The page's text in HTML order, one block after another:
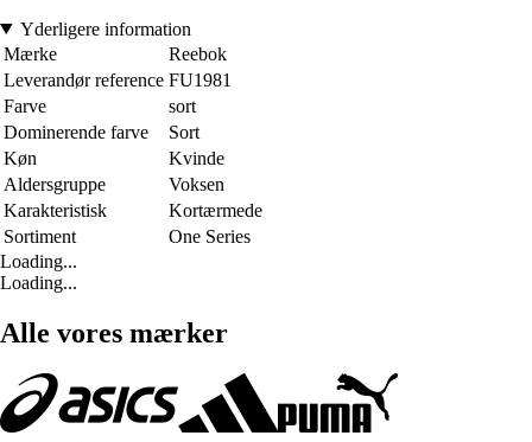
Yderligere information
Mærke
Reebok
Leverandør reference FU1981
Farve
sort
Dominerende farve
Sort
Køn
Kvinde
Aldersgruppe
Voksen
Karakteristisk
Kortærmede
Sortiment
One Series
Loading...
Loading...
Alle vores mærker